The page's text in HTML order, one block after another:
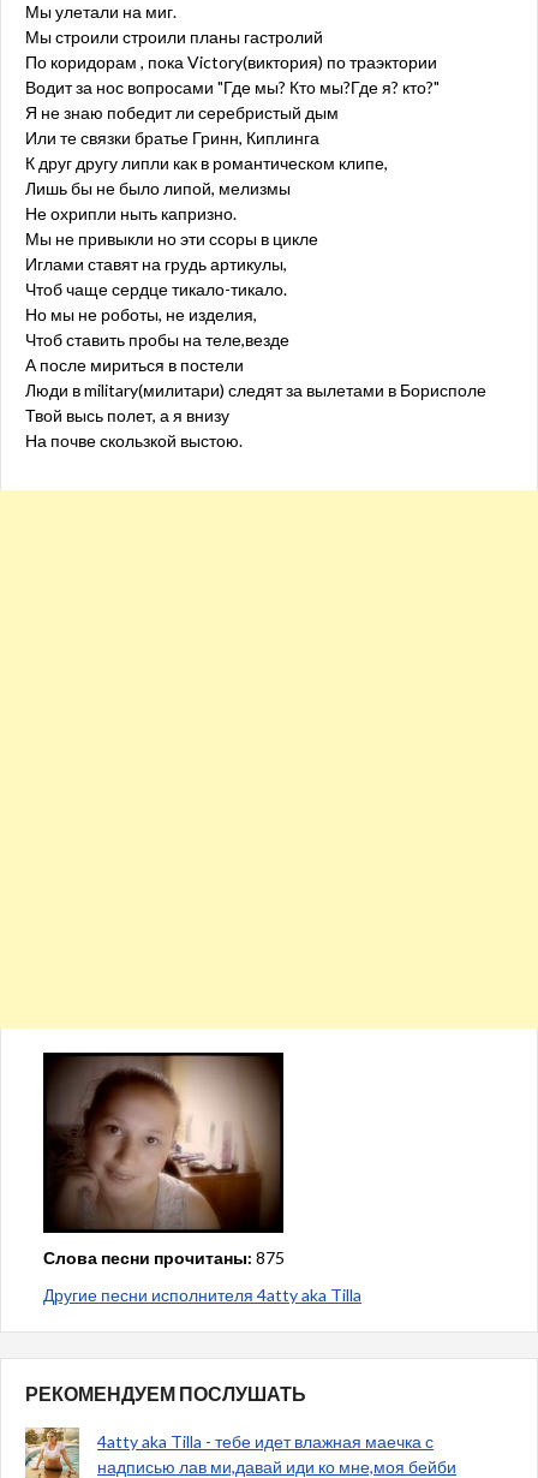
Мы улетали на миг.
Мы строили строили планы гастролий
По коридорам , пока Victory(виктория) по траэктории
Водит за нос вопросами "Где мы? Кто мы?Где я? кто?"
Я не знаю победит ли серебристый дым
Или те связки братье Гринн, Киплинга
К друг другу липли как в романтическом клипе,
Лишь бы не было липой, мелизмы
Не охрипли ныть капризно.
Мы не привыкли но эти ссоры в цикле
Иглами ставят на грудь артикулы,
Чтоб чаще сердце тикало-тикало.
Но мы не роботы, не изделия,
Чтоб ставить пробы на теле,везде
А после мириться в постели
Люди в military(милитари) следят за вылетами в Борисполе
Твой высь полет, а я внизу
На почве скользкой выстою.
Слова песни прочитаны: 875
Другие песни исполнителя 4atty aka Tilla
РЕКОМЕНДУЕМ ПОСЛУШАТЬ
4atty aka Tilla - тебе идет влажная маечка с
надписью лав ми,давай иди ко мне,моя бейби